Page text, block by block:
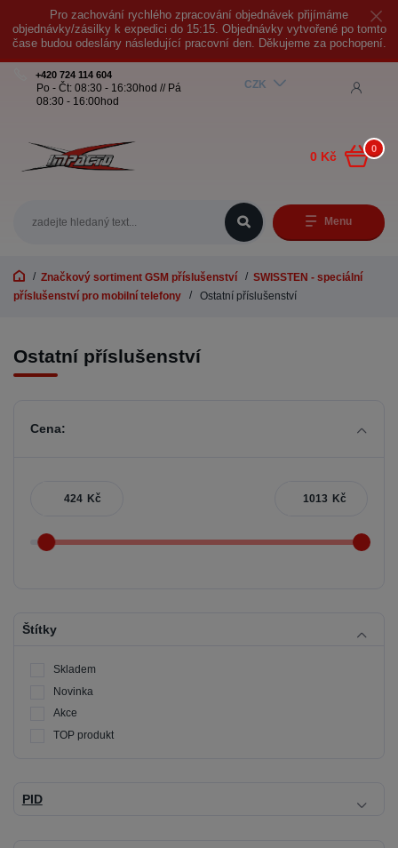
Pro zachování rychlého zpracování objednávek přijímáme
objednávky/zásilky k expedici do 15:15. Objednávky vytvořené po tomto
čase budou odeslány následující pracovní den. Děkujeme za pochopení.
Menu
CZK
+420 724 114 604
Po - Čt: 08:30 - 16:30hod // Pá
08:30 - 16:00hod
0
0 Kč
Značkový sortiment GSM příslušenství
SWISSTEN - speciální
příslušenství pro mobilní telefony
Ostatní příslušenství
Ostatní příslušenství
Cena:
Kč Kč
Štítky
Skladem
Novinka
Akce
TOP produkt
PID